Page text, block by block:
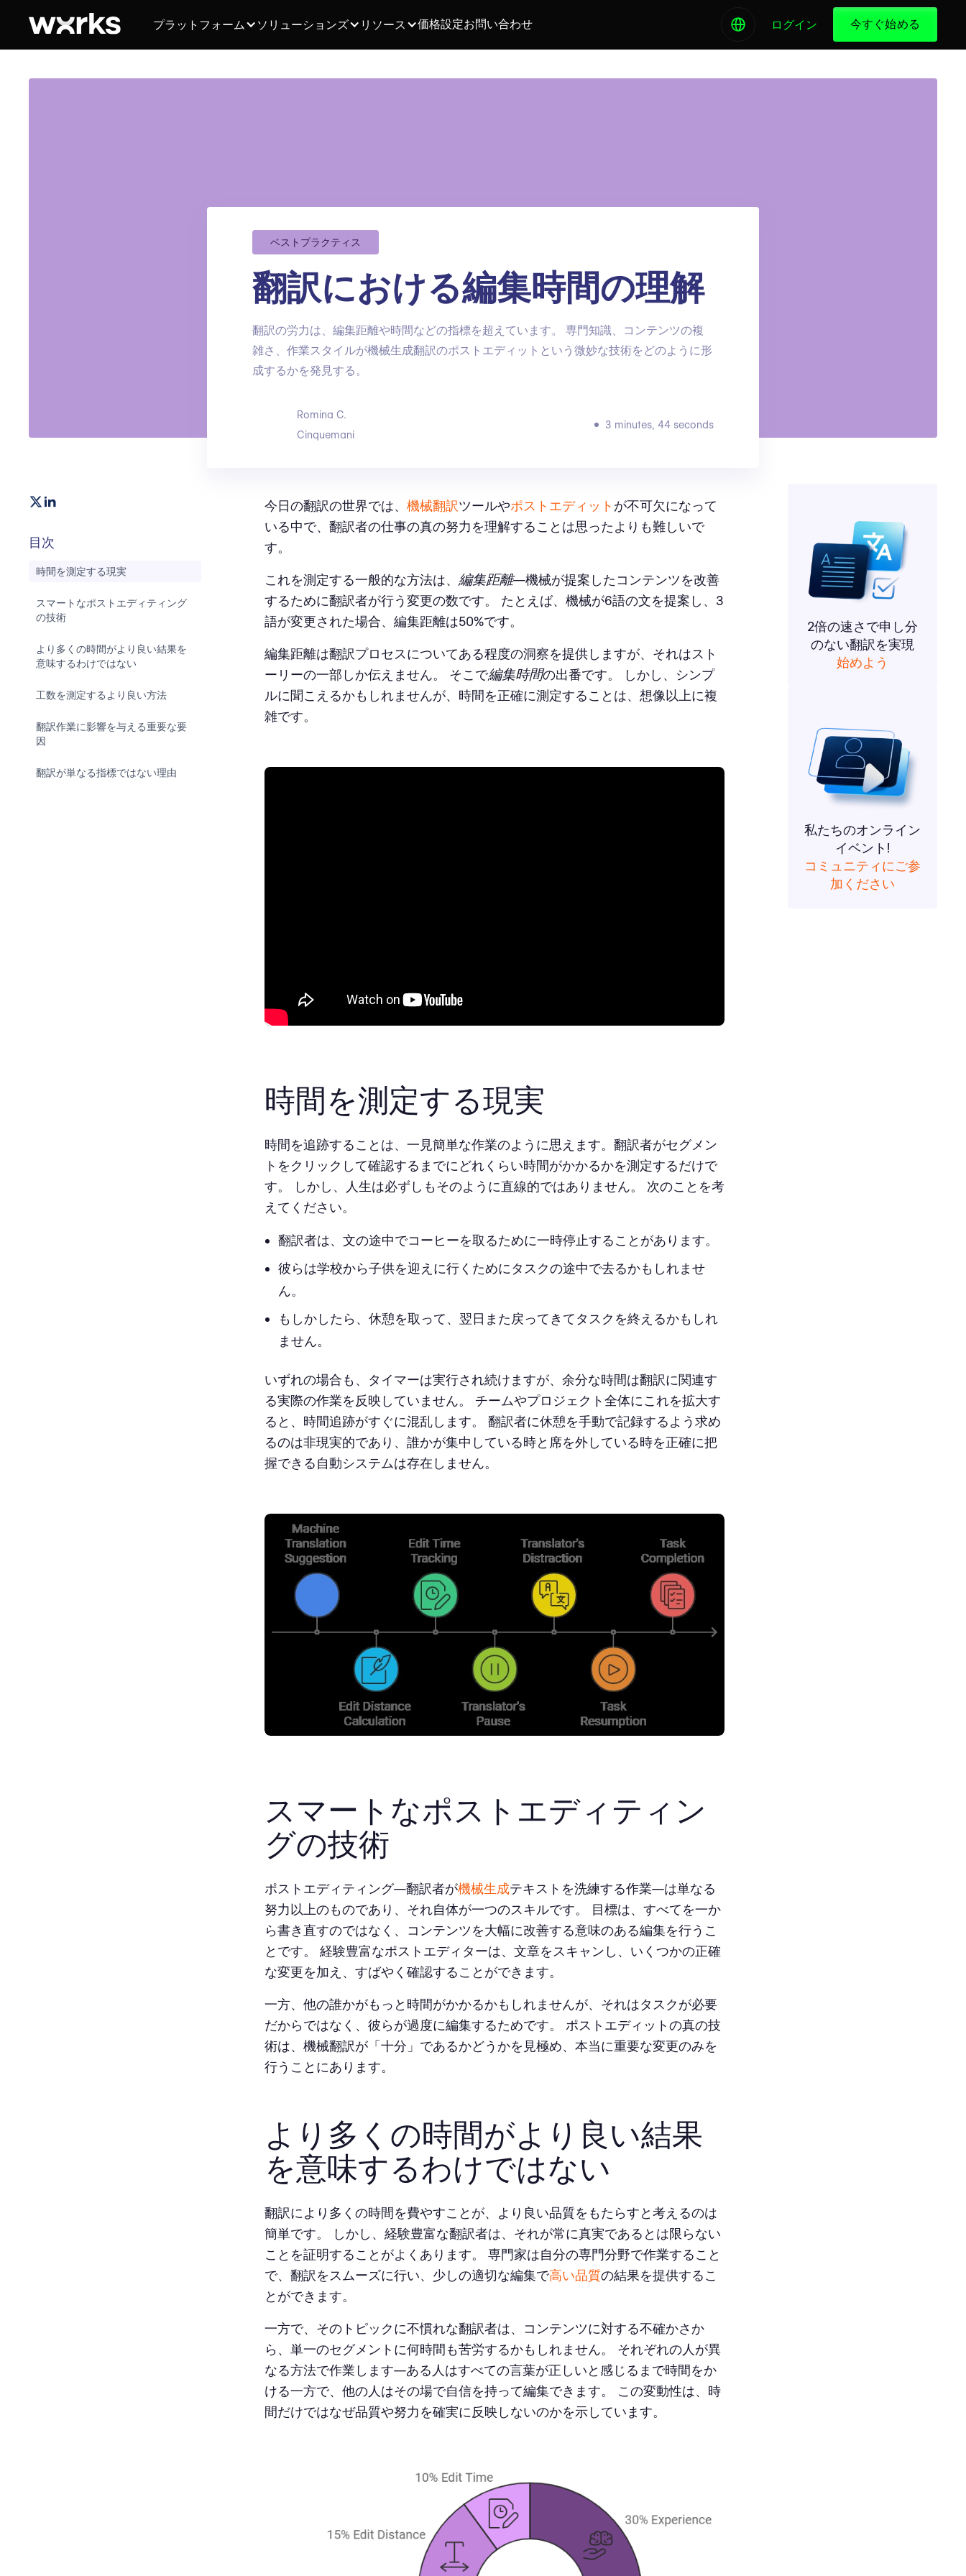
プラットフォーム ソリューションズ リソース 価格設定お問い合わせ ログイン 今すぐ始める
ベストプラクティス
翻訳における編集時間の理解
翻訳の労力は、編集距離や時間などの指標を超えています。 専門知識、コンテンツの複
雑さ、作業スタイルが機械生成翻訳のポストエディットという微妙な技術をどのように形
成するかを発見する。
Romina C.
Cinquemani
3 minutes, 44 seconds
目次
時間を測定する現実
スマートなポストエディティング
の技術
より多くの時間がより良い結果を
意味するわけではない
工数を測定するより良い方法
翻訳作業に影響を与える重要な要
因
翻訳が単なる指標ではない理由
今日の翻訳の世界では、 機械翻訳ツールやポストエディット が不可欠になって
いる中で、翻訳者の仕事の真の努力を理解することは思ったよりも難しいで
す。
これを測定する一般的な方法は、 編集距離—機械が提案したコンテンツを改善
するために翻訳者が行う変更の数です。 たとえば、機械が6語の文を提案し、3
語が変更された場合、編集距離は50%です。
編集距離は翻訳プロセスについてある程度の洞察を提供しますが、それはスト
ーリーの一部しか伝えません。 そこで編集時間の出番です。 しかし、シンプ
ルに聞こえるかもしれませんが、時間を正確に測定することは、想像以上に複
雑です。
時間を測定する現実
時間を追跡することは、一見簡単な作業のように思えます。翻訳者がセグメン
トをクリックして確認するまでにどれくらい時間がかかるかを測定するだけで
す。 しかし、人生は必ずしもそのように直線的ではありません。 次のことを考
えてください。
翻訳者は、文の途中でコーヒーを取るために一時停止することがあります。
彼らは学校から子供を迎えに行くためにタスクの途中で去るかもしれませ
ん。
もしかしたら、休憩を取って、翌日また戻ってきてタスクを終えるかもしれ
ません。
いずれの場合も、タイマーは実行され続けますが、余分な時間は翻訳に関連す
る実際の作業を反映していません。 チームやプロジェクト全体にこれを拡大す
ると、時間追跡がすぐに混乱します。 翻訳者に休憩を手動で記録するよう求め
るのは非現実的であり、誰かが集中している時と席を外している時を正確に把
握できる自動システムは存在しません。
スマートなポストエディティン
グの技術
ポストエディティング—翻訳者が機械生成テキストを洗練する作業—は単なる
努力以上のものであり、それ自体が一つのスキルです。 目標は、すべてを一か
ら書き直すのではなく、コンテンツを大幅に改善する意味のある編集を行うこ
とです。 経験豊富なポストエディターは、文章をスキャンし、いくつかの正確
な変更を加え、すばやく確認することができます。
一方、他の誰かがもっと時間がかかるかもしれませんが、それはタスクが必要
だからではなく、彼らが過度に編集するためです。 ポストエディットの真の技
術は、機械翻訳が「十分」であるかどうかを見極め、本当に重要な変更のみを
行うことにあります。
より多くの時間がより良い結果
を意味するわけではない
翻訳により多くの時間を費やすことが、より良い品質をもたらすと考えるのは
簡単です。 しかし、経験豊富な翻訳者は、それが常に真実であるとは限らない
ことを証明することがよくあります。 専門家は自分の専門分野で作業すること
で、翻訳をスムーズに行い、少しの適切な編集で高い品質の結果を提供するこ
とができます。
一方で、そのトピックに不慣れな翻訳者は、コンテンツに対する不確かさか
ら、単一のセグメントに何時間も苦労するかもしれません。 それぞれの人が異
なる方法で作業します—ある人はすべての言葉が正しいと感じるまで時間をか
ける一方で、他の人はその場で自信を持って編集できます。 この変動性は、時
間だけではなぜ品質や努力を確実に反映しないのかを示しています。
2倍の速さで申し分
のない翻訳を実現
始めよう
私たちのオンライン
イベント!
コミュニティにご参
加ください